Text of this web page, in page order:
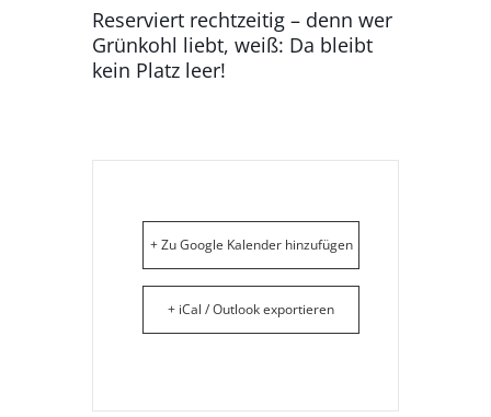
Reserviert rechtzeitig – denn wer
Grünkohl liebt, weiß: Da bleibt
kein Platz leer!
+ Zu Google Kalender hinzufügen
+ iCal / Outlook exportieren